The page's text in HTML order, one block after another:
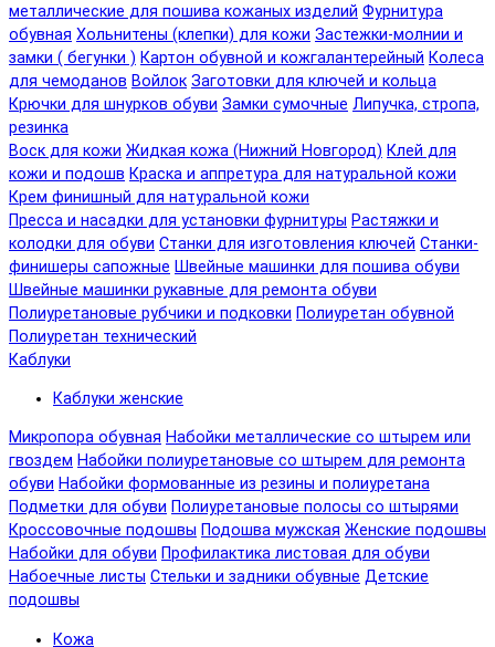
металлические для пошива кожаных изделий Фурнитура
обувная Хольнитены (клепки) для кожи Застежки-молнии и
замки ( бегунки ) Картон обувной и кожгалантерейный Колеса
для чемоданов Войлок Заготовки для ключей и кольца
Крючки для шнурков обуви Замки сумочные Липучка, стропа,
резинка
Воск для кожи Жидкая кожа (Нижний Новгород) Клей для
кожи и подошв Краска и аппретура для натуральной кожи
Крем финишный для натуральной кожи
Пресса и насадки для установки фурнитуры Растяжки и
колодки для обуви Станки для изготовления ключей Станки-
финишеры сапожные Швейные машинки для пошива обуви
Швейные машинки рукавные для ремонта обуви
Полиуретановые рубчики и подковки Полиуретан обувной
Полиуретан технический
Каблуки
Каблуки женские
Микропора обувная Набойки металлические со штырем или
гвоздем Набойки полиуретановые со штырем для ремонта
обуви Набойки формованные из резины и полиуретана
Подметки для обуви Полиуретановые полосы со штырями
Кроссовочные подошвы Подошва мужская Женские подошвы
Набойки для обуви Профилактика листовая для обуви
Набоечные листы Стельки и задники обувные Детские
подошвы
Кожа